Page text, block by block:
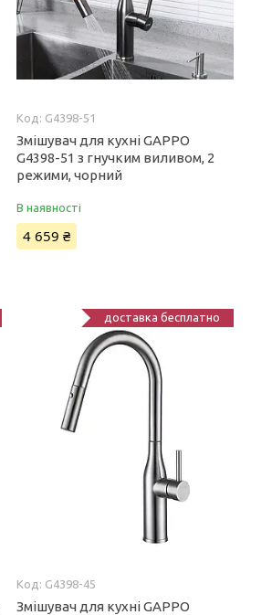
G4398-51
Змішувач для кухні GAPPO
G4398-51 з гнучким виливом, 2
режими, чорний
В наявності
4 659 ₴
доставка бесплатно
G4398-45
Змішувач для кухні GAPPO